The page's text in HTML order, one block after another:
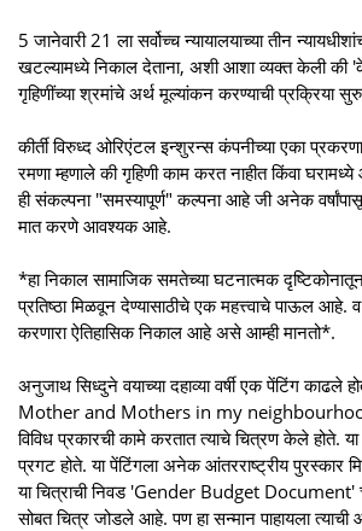
5 जानेवारी 21 ला सर्वोच्च न्यायालयाच्या तीन
खटल्यामध्ये निकाल देताना, अशी आशा व्यक्त केली की
गृहिणींच्या श्रमांचे अर्थ मूल्यांकन करण्याची प्रक्रिया
कीर्ती विरुध्द ओरिएंटल इन्शुरन्स कंपनीच्या एका
रमणा म्हणाले की गृहिणी काम करत नाहीत किंवा
ही संकल्पना "समस्यापूर्ण" कल्पना आहे जी अनेक
मात करणे आवश्यक आहे.
*हा निकाल सामाजिक समतेच्या घटनात्मक
प्रतिष्ठा मिळवून देण्यासाठीचे एक महत्त्वाचे पाऊल आहे. व
करणारा ऐतिहासिक निकाल आहे असे आम्ही मानतो*.
अनुजाथ सिध्दुने वयाच्या दहाव्या वर्षी एक पेंटिंग काढले
Mother and Mothers in my neighbourhood'.
विविध प्रकारची कामे करतात त्याचे चित्रण केले होते. या
प्रगट होते. या पेंटिंगला अनेक आंतरराष्ट्रीय पुरस्कार
या चित्राची निवड 'Gender Budget Document'
सोबत चित्र जोडले आहे. पण हा सन्मान पाहायला त्याची